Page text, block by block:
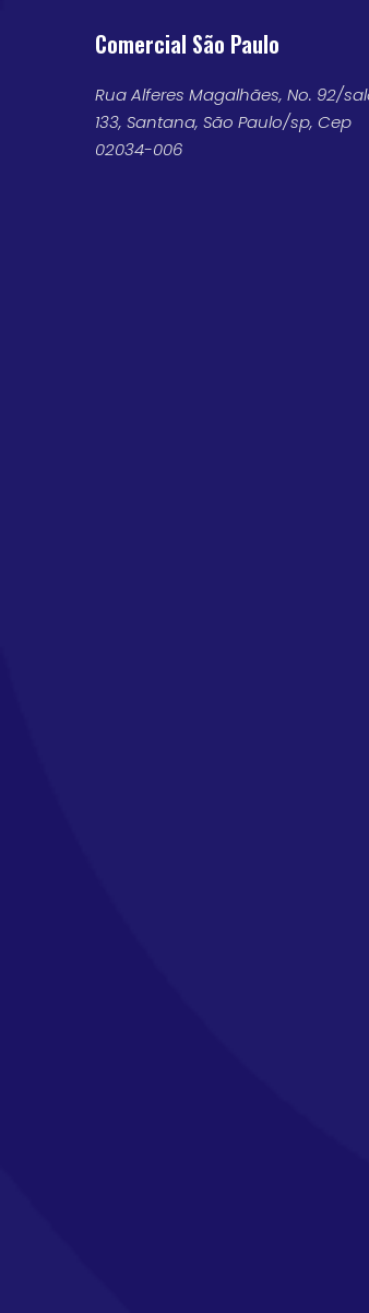
Comercial São Paulo
Rua Alferes Magalhães, No. 92/
133, Santana, São Paulo/sp, Cep
02034-006